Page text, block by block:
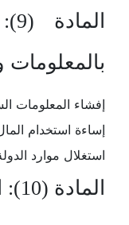
بالمعلومات
إفشاء المعلومات
إساءة استخدام
استغلال موارد
المادة (10): الهدايا والامتيازات